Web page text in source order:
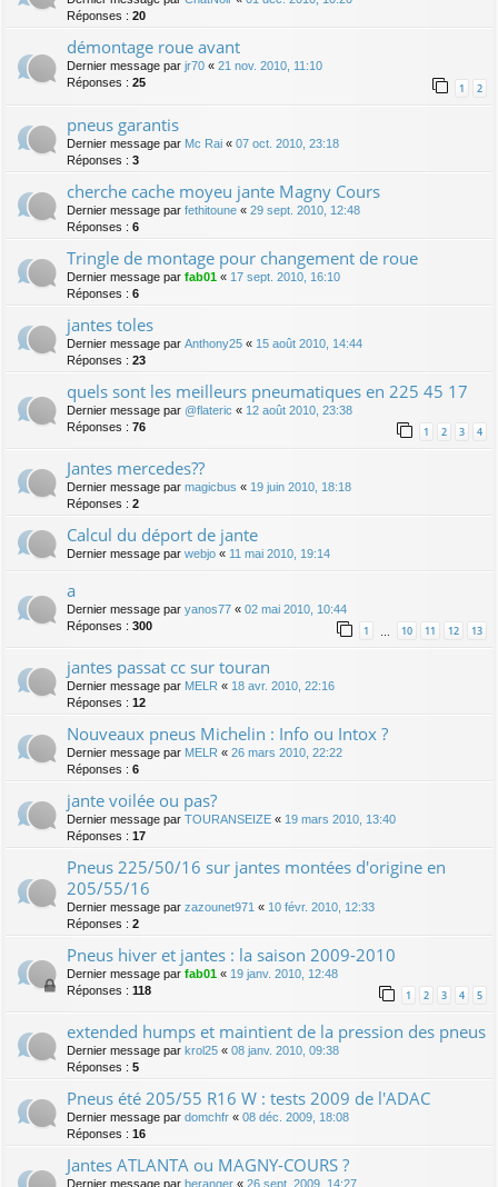
Réponses : 20
démontage roue avant
Dernier message par jr70 « 21 nov. 2010, 11:10
Réponses : 25 1 2
pneus garantis
Dernier message par Mc Rai « 07 oct. 2010, 23:18
Réponses : 3
cherche cache moyeu jante Magny Cours
Dernier message par fethitoune « 29 sept. 2010, 12:48
Réponses : 6
Tringle de montage pour changement de roue
Dernier message par fab01 « 17 sept. 2010, 16:10
Réponses : 6
jantes toles
Dernier message par Anthony25 « 15 août 2010, 14:44
Réponses : 23
quels sont les meilleurs pneumatiques en 225 45 17
Dernier message par @flateric « 12 août 2010, 23:38
Réponses : 76 1 2 3 4
Jantes mercedes??
Dernier message par magicbus « 19 juin 2010, 18:18
Réponses : 2
Calcul du déport de jante
Dernier message par webjo « 11 mai 2010, 19:14
a
Dernier message par yanos77 « 02 mai 2010, 10:44
Réponses : 300 1 10 11 12 13
jantes passat cc sur touran
Dernier message par MELR « 18 avr. 2010, 22:16
Réponses : 12
Nouveaux pneus Michelin : Info ou Intox ?
Dernier message par MELR « 26 mars 2010, 22:22
Réponses : 6
jante voilée ou pas?
Dernier message par TOURANSEIZE « 19 mars 2010, 13:40
Réponses : 17
Pneus 225/50/16 sur jantes montées d'origine en
205/55/16
Dernier message par zazounet971 « 10 févr. 2010, 12:33
Réponses : 2
Pneus hiver et jantes : la saison 2009-2010
Dernier message par fab01 « 19 janv. 2010, 12:48
Réponses : 118 1 2 3 4 5
extended humps et maintient de la pression des pneus
Dernier message par krol25 « 08 janv. 2010, 09:38
Réponses : 5
Pneus été 205/55 R16 W : tests 2009 de l'ADAC
Dernier message par domchfr « 08 déc. 2009, 18:08
Réponses : 16
Jantes ATLANTA ou MAGNY-COURS ?
Dernier message par beranger « 26 sept. 2009, 14:27